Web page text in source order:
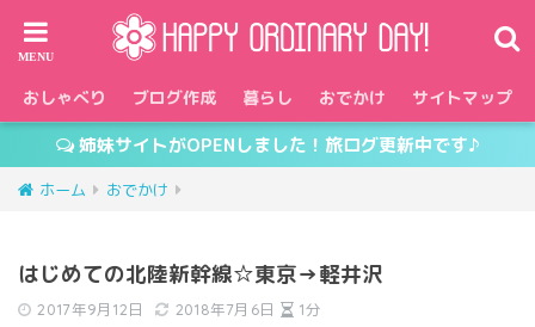
おしゃべり ブログ作成 暮らし おでかけ サイトマップ
姉妹サイトがOPENしました！旅ログ更新中です♪
ホーム おでかけ
はじめての北陸新幹線☆東京→軽井沢
2017年9月12日 2018年7月6日 1分